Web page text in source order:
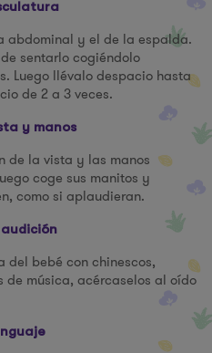
abdominal y el de la espalda.
sentarlo cogiéndolo
Luego llévalo despacio hasta
de 2 a 3 veces.
y manos
de la vista y las manos
coge sus manitos y
como si aplaudieran.
del bebé con chinescos,
música, acércaselos al oído